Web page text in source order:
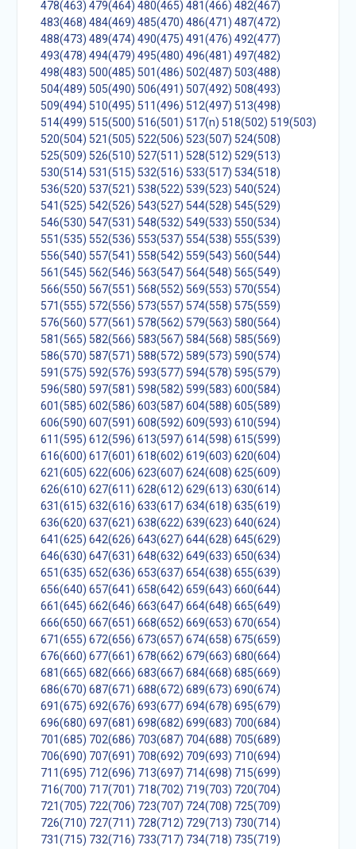
478(463) 479(464) 480(465) 481(466) 482(467)
483(468) 484(469) 485(470) 486(471) 487(472)
488(473) 489(474) 490(475) 491(476) 492(477)
493(478) 494(479) 495(480) 496(481) 497(482)
498(483) 500(485) 501(486) 502(487) 503(488)
504(489) 505(490) 506(491) 507(492) 508(493)
509(494) 510(495) 511(496) 512(497) 513(498)
514(499) 515(500) 516(501) 517(n) 518(502) 519(503)
520(504) 521(505) 522(506) 523(507) 524(508)
525(509) 526(510) 527(511) 528(512) 529(513)
530(514) 531(515) 532(516) 533(517) 534(518)
536(520) 537(521) 538(522) 539(523) 540(524)
541(525) 542(526) 543(527) 544(528) 545(529)
546(530) 547(531) 548(532) 549(533) 550(534)
551(535) 552(536) 553(537) 554(538) 555(539)
556(540) 557(541) 558(542) 559(543) 560(544)
561(545) 562(546) 563(547) 564(548) 565(549)
566(550) 567(551) 568(552) 569(553) 570(554)
571(555) 572(556) 573(557) 574(558) 575(559)
576(560) 577(561) 578(562) 579(563) 580(564)
581(565) 582(566) 583(567) 584(568) 585(569)
586(570) 587(571) 588(572) 589(573) 590(574)
591(575) 592(576) 593(577) 594(578) 595(579)
596(580) 597(581) 598(582) 599(583) 600(584)
601(585) 602(586) 603(587) 604(588) 605(589)
606(590) 607(591) 608(592) 609(593) 610(594)
611(595) 612(596) 613(597) 614(598) 615(599)
616(600) 617(601) 618(602) 619(603) 620(604)
621(605) 622(606) 623(607) 624(608) 625(609)
626(610) 627(611) 628(612) 629(613) 630(614)
631(615) 632(616) 633(617) 634(618) 635(619)
636(620) 637(621) 638(622) 639(623) 640(624)
641(625) 642(626) 643(627) 644(628) 645(629)
646(630) 647(631) 648(632) 649(633) 650(634)
651(635) 652(636) 653(637) 654(638) 655(639)
656(640) 657(641) 658(642) 659(643) 660(644)
661(645) 662(646) 663(647) 664(648) 665(649)
666(650) 667(651) 668(652) 669(653) 670(654)
671(655) 672(656) 673(657) 674(658) 675(659)
676(660) 677(661) 678(662) 679(663) 680(664)
681(665) 682(666) 683(667) 684(668) 685(669)
686(670) 687(671) 688(672) 689(673) 690(674)
691(675) 692(676) 693(677) 694(678) 695(679)
696(680) 697(681) 698(682) 699(683) 700(684)
701(685) 702(686) 703(687) 704(688) 705(689)
706(690) 707(691) 708(692) 709(693) 710(694)
711(695) 712(696) 713(697) 714(698) 715(699)
716(700) 717(701) 718(702) 719(703) 720(704)
721(705) 722(706) 723(707) 724(708) 725(709)
726(710) 727(711) 728(712) 729(713) 730(714)
731(715) 732(716) 733(717) 734(718) 735(719)